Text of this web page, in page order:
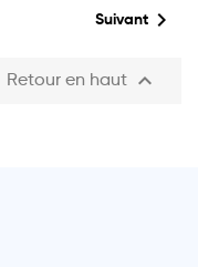
Suivant 
Retour en haut 